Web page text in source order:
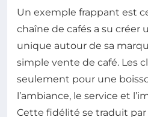
Un exemple frappant est
chaîne de cafés a su créer
unique autour de sa
simple vente de café. Les
seulement pour une
l’ambiance, le service et
Cette fidélité se traduit